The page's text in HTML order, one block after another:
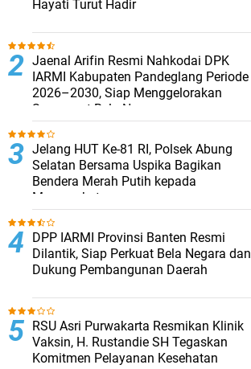
Hayati Turut Hadir
Jaenal Arifin Resmi Nahkodai DPK
IARMI Kabupaten Pandeglang Periode
2026–2030, Siap Menggelorakan
Semangat Bela Negara
Jelang HUT Ke-81 RI, Polsek Abung
Selatan Bersama Uspika Bagikan
Bendera Merah Putih kepada
Masyarakat
DPP IARMI Provinsi Banten Resmi
Dilantik, Siap Perkuat Bela Negara dan
Dukung Pembangunan Daerah
RSU Asri Purwakarta Resmikan Klinik
Vaksin, H. Rustandie SH Tegaskan
Komitmen Pelayanan Kesehatan